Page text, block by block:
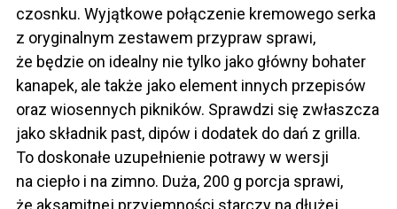
czosnku. Wyjątkowe połączenie kremowego serka
z oryginalnym zestawem przypraw sprawi,
że będzie on idealny nie tylko jako główny bohater
kanapek, ale także jako element innych przepisów
oraz wiosennych pikników. Sprawdzi się zwłaszcza
jako składnik past, dipów i dodatek do dań z grilla.
To doskonałe uzupełnienie potrawy w wersji
na ciepło i na zimno. Duża, 200 g porcja sprawi,
że aksamitnej przyjemności starczy na dłużej.